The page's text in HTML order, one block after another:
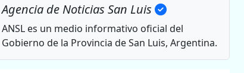
Agencia de Noticias San Luis
ANSL es un medio informativo oficial del
Gobierno de la Provincia de San Luis, Argentina.